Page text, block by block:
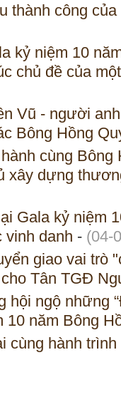
thành công
kỷ niệm 10
chủ đề của
Vũ - người
Bông Hồng
cùng
xây dựng
Gala kỷ niệm
danh - (04-
giao vai trò
Tân TGĐ
hội ngộ những
10 năm Bông
cùng hành